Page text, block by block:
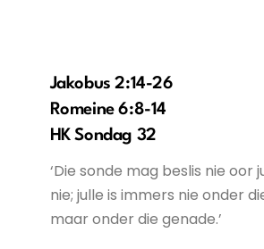
Jakobus 2:14-26
Romeine 6:8-14
HK Sondag 32
‘Die sonde mag beslis nie oor
nie; julle is immers nie onder
maar onder die genade.’